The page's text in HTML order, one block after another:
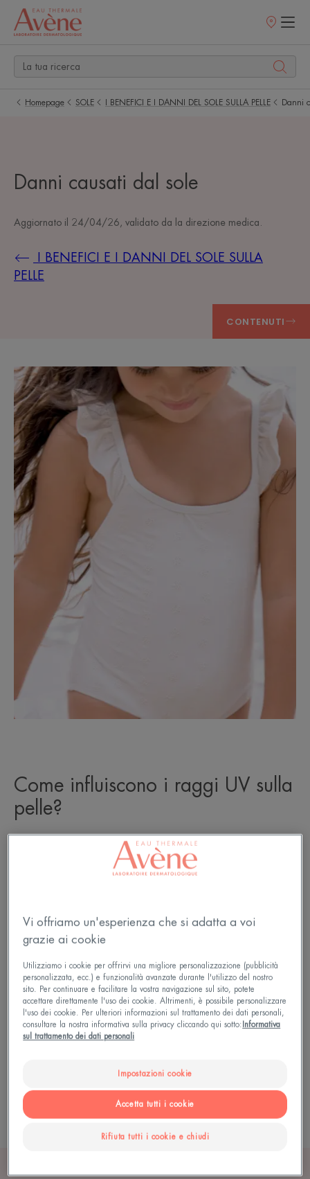
Punti
Homepage SOLE I BENEFICI E I DANNI DEL SOLE SULLA PELLE Danni
Danni causati dal sole
Aggiornato il 24/04/26 , validato da la direzione medica
I BENEFICI E I DANNI DEL SOLE SULLA
PELLE
CONTENUTI
Come influiscono i raggi UV sulla
pelle?
Le radiazioni UV agiscono sulla pelle attraverso
quattro processi fondamentali:
luce visibile e infrarossa
ogni strato di pelle, che è notevole per lo strato
corneo e lo strato di melanina
Trasmissione attraverso gli strati epidermici
Il solo assorbimento può indurre una reazione
Vi offriamo un'esperienza che si adatta a voi
grazie ai cookie
Utilizziamo i cookie per offrirvi una migliore personalizzazione (pubblicità
personalizzata, ecc.) e funzionalità avanzate durante l'utilizzo del nostro
sito. Per continuare e facilitare la vostra navigazione sul sito, potete
accettare direttamente l'uso dei cookie. Altrimenti, è possibile personalizzare
l'uso dei cookie. Per ulteriori informazioni sul trattamento dei dati personali,
consultare la nostra informativa sulla privacy cliccando qui sotto: Informativa
sul trattamento dei dati personali
Impostazioni cookie
Rifiuta tutti i cookie e chiudi
Accetta tutti i cookie